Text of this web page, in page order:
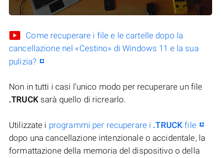
Come recuperare i file e le cartelle dopo la
cancellazione nel «Cestino» di Windows 11 e la sua
pulizia?
Non in tutti i casi l’unico modo per recuperare un file
.TRUCKsarà quello di ricrearlo.
Utilizzate i programmi per recuperare i .TRUCK file
dopo una cancellazione intenzionale o accidentale, la
formattazione della memoria del dispositivo o della